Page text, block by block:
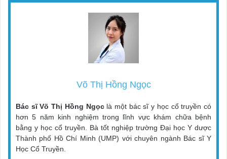
Võ Thị Hồng Ngọc
Bác sĩ Võ Thị Hồng Ngọclà một bác sĩ y học cổ truyền có
hơn 5 năm kinh nghiệm trong lĩnh vực khám chữa bệnh
bằng y học cổ truyền. Bà tốt nghiệp trường Đại học Y dược
Thành phố Hồ Chí Minh (UMP) với chuyên ngành Bác sĩ Y
Học Cổ Truyền.